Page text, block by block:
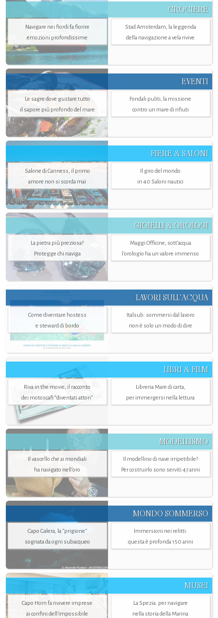
CROCIERE
Navigare nei fiordi fa fiorire
emozioni profondissime
Stad Amsterdam, la leggenda
della navigazione a vela rivive
EVENTI
Le sagre dove gustare tutto
il sapore più profondo del mare
Fondali puliti, la missione
contro un mare di rifiuti
FIERE & SALONI
Salone di Canness, il primo
amore non si scorda mai
Il giro del mondo
in 40 Saloni nautici
GIOIELLI & OROLOGI
La pietra più preziosa?
Protegge chi naviga
Maggi Officine, sott’acqua
l'orologio ha un valore immenso
LAVORI SULL’ACQUA
Come diventare hostess
e steward di bordo
Italsub: sommersi dal lavoro
non è solo un modo di dire
LIBRI & FILM
Riva in the movie, il racconto
dei motoscafi “diventati attori”
Libreria Mare di carta,
per immergersi nella lettura
MODELLISMO
Il vascello che ai mondiali
ha navigato nell’oro
Il modellino di nave irripetibile?
Per costruirlo sono serviti 47 anni
MONDO SOMMERSO
Capo Galera, la "prigione"
sognata da ogni subacqueo
Immersioni nei relitti:
questa è profonda 150 anni
MUSEI
Capo Horn fa rivivere imprese
ai confini dell’impossibile
La Spezia. per navigare
nella storia della Marina